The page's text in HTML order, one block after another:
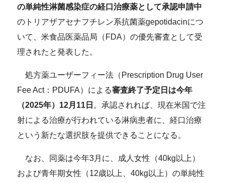
の単純性淋菌感染症の経口治療薬として承認申請中
のトリアザアセナフチレン系抗菌薬gepotidacinにつ
いて、米食品医薬品局（FDA）の優先審査として受
理されたと発表した。
処方薬ユーザーフィー法（Prescription Drug User
Fee Act：PDUFA）による審査終了予定日は今年
（2025年）12月11日 。承認されれば、現在米国で注
射による治療が行われている淋病患者に、経口治療
という新たな選択肢を提供できることになる。
なお、同薬は今年3月に、成人女性（40kg以上）
および青年期女性（12歳以上、40kg以上）の単純性